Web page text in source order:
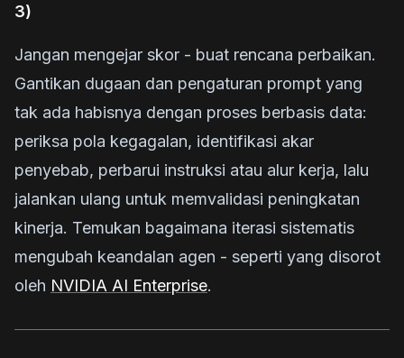
3)
Jangan mengejar skor - buat rencana perbaikan.
Gantikan dugaan dan pengaturan prompt yang
tak ada habisnya dengan proses berbasis data:
periksa pola kegagalan, identifikasi akar
penyebab, perbarui instruksi atau alur kerja, lalu
jalankan ulang untuk memvalidasi peningkatan
kinerja. Temukan bagaimana iterasi sistematis
mengubah keandalan agen - seperti yang disorot
oleh NVIDIA AI Enterprise.